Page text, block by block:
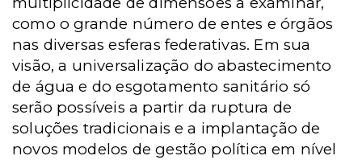
como o grande número de entes e órgãos
nas diversas esferas federativas. Em sua
visão, a universalização do abastecimento
de água e do esgotamento sanitário só
serão possíveis a partir da ruptura de
soluções tradicionais e a implantação de
novos modelos de gestão política em nível